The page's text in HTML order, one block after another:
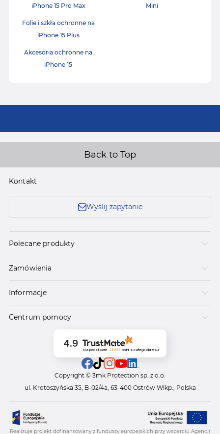
iPhone 15 Pro Max
Folie i szkła ochronne na
iPhone 15 Plus
Akcesoria ochronne na
iPhone 15
Mini
Back to Top
Kontakt
Wyślij zapytanie
Polecane produkty
Zamówienia
Informacje
Centrum pomocy
4.9
Na podstawie 21 573 opinii z całego okresu
Copyright © 3mk Protection sp. z o.o.
ul. Krotoszyńska 35, B-02/4a, 63-400 Ostrów Wlkp., Polska
Realizuje projekt dofinansowany z funduszy europejskich przy wsparciu Agencji